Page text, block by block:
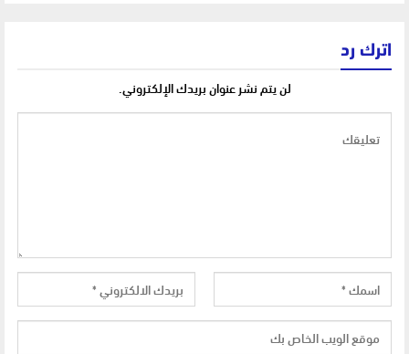
اترك رد
لن يتم نشر عنوان بريدك الإلكتروني.